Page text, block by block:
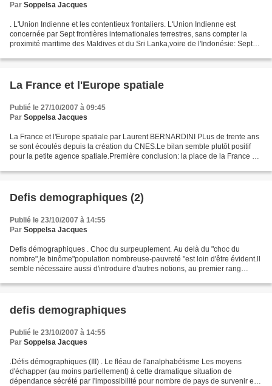
Par Soppelsa Jacques
. L'Union Indienne et les contentieux frontaliers. L'Union Indienne est
concernée par Sept frontières internationales terrestres, sans compter la
proximité maritime des Maldives et du Sri Lanka,voire de l'Indonésie: Sept
La France et l'Europe spatiale
Publié le 27/10/2007 à 09:45
Par Soppelsa Jacques
La France et l'Europe spatiale par Laurent BERNARDINI PLus de trente ans
se sont écoulés depuis la création du CNES.Le bilan semble plutôt positif
pour la petite agence spatiale.Première conclusion: la place de la France au
Defis demographiques (2)
Publié le 23/10/2007 à 14:55
Par Soppelsa Jacques
Defis démographiques . Choc du surpeuplement. Au delà du "choc du
nombre",le binôme"population nombreuse-pauvreté "est loin d'être évident.ll
semble nécessaire aussi d'introduire d'autres notions, au premier rang
defis demographiques
Publié le 23/10/2007 à 14:55
Par Soppelsa Jacques
.Défis démographiques (III) . Le fléau de l'analphabétisme Les moyens
d'échapper (au moins partiellement) à cette dramatique situation de
dépendance sécrété par l'impossibilité pour nombre de pays de survenir eux